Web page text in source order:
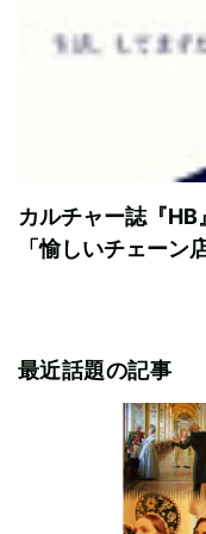
カルチャー誌『
「愉しいチェーン
最近話題の記事